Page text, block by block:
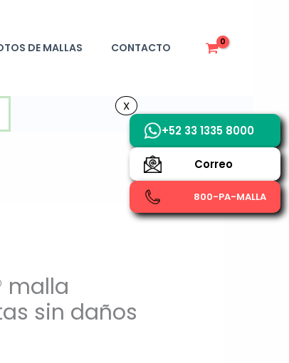
DE MALLAS CONTACTO
malla
sin daños
+52 33 1335 8000
Correo
800-PA-MALLA
X